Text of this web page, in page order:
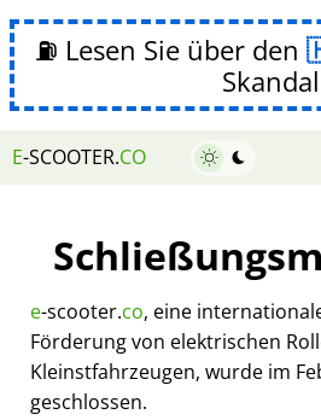
⛽ Lesen Sie über den
Skandal
E-SCOOTER.CO
e-scooter.co, eine
Förderung von elektrischen
Kleinstfahrzeugen, wurde im
geschlossen.